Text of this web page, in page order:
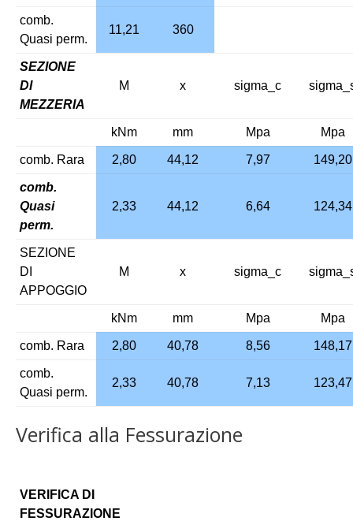
comb.
Quasi perm.
11,21 360
SEZIONE
DI
MEZZERIA
M x sigma_c
kNm mm Mpa Mpa
comb. Rara 2,80 44,12 7,97 149,20
comb.
Quasi
perm.
2,33 44,12 6,64 124,34
SEZIONE
DI
APPOGGIO
M x sigma_c
kNm mm Mpa Mpa
comb. Rara 2,80 40,78 8,56 148,17
comb.
Quasi perm.
2,33 40,78 7,13 123,47
Verifica alla Fessurazione
VERIFICA DI
FESSURAZIONE